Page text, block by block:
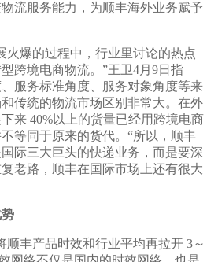
流服务能力，为顺丰海外业务赋予
火爆的过程中，行业里讨论的热点
跨境电商物流。”王卫4月9日指
服务标准角度、服务对象角度等来
传统的物流市场区别非常大。在外
来 40%以上的货量已经用跨境电商
等同于原来的货代。“所以，顺丰
际三大巨头的快递业务，而是要深
老路，顺丰在国际市场上还有很大
顺丰产品时效和行业平均再拉开 3～